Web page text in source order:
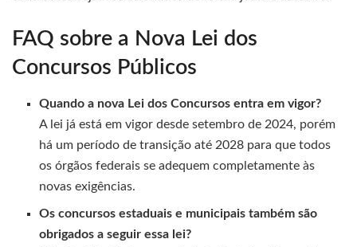
FAQ sobre a Nova Lei dos
Concursos Públicos
Quando a nova Lei dos Concursos entra em vigor?
A lei já está em vigor desde setembro de 2024, porém
há um período de transição até 2028 para que todos
os órgãos federais se adequem completamente às
novas exigências.
Os concursos estaduais e municipais também são
obrigados a seguir essa lei?